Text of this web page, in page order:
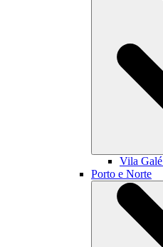
Vila Galé
Porto e Norte